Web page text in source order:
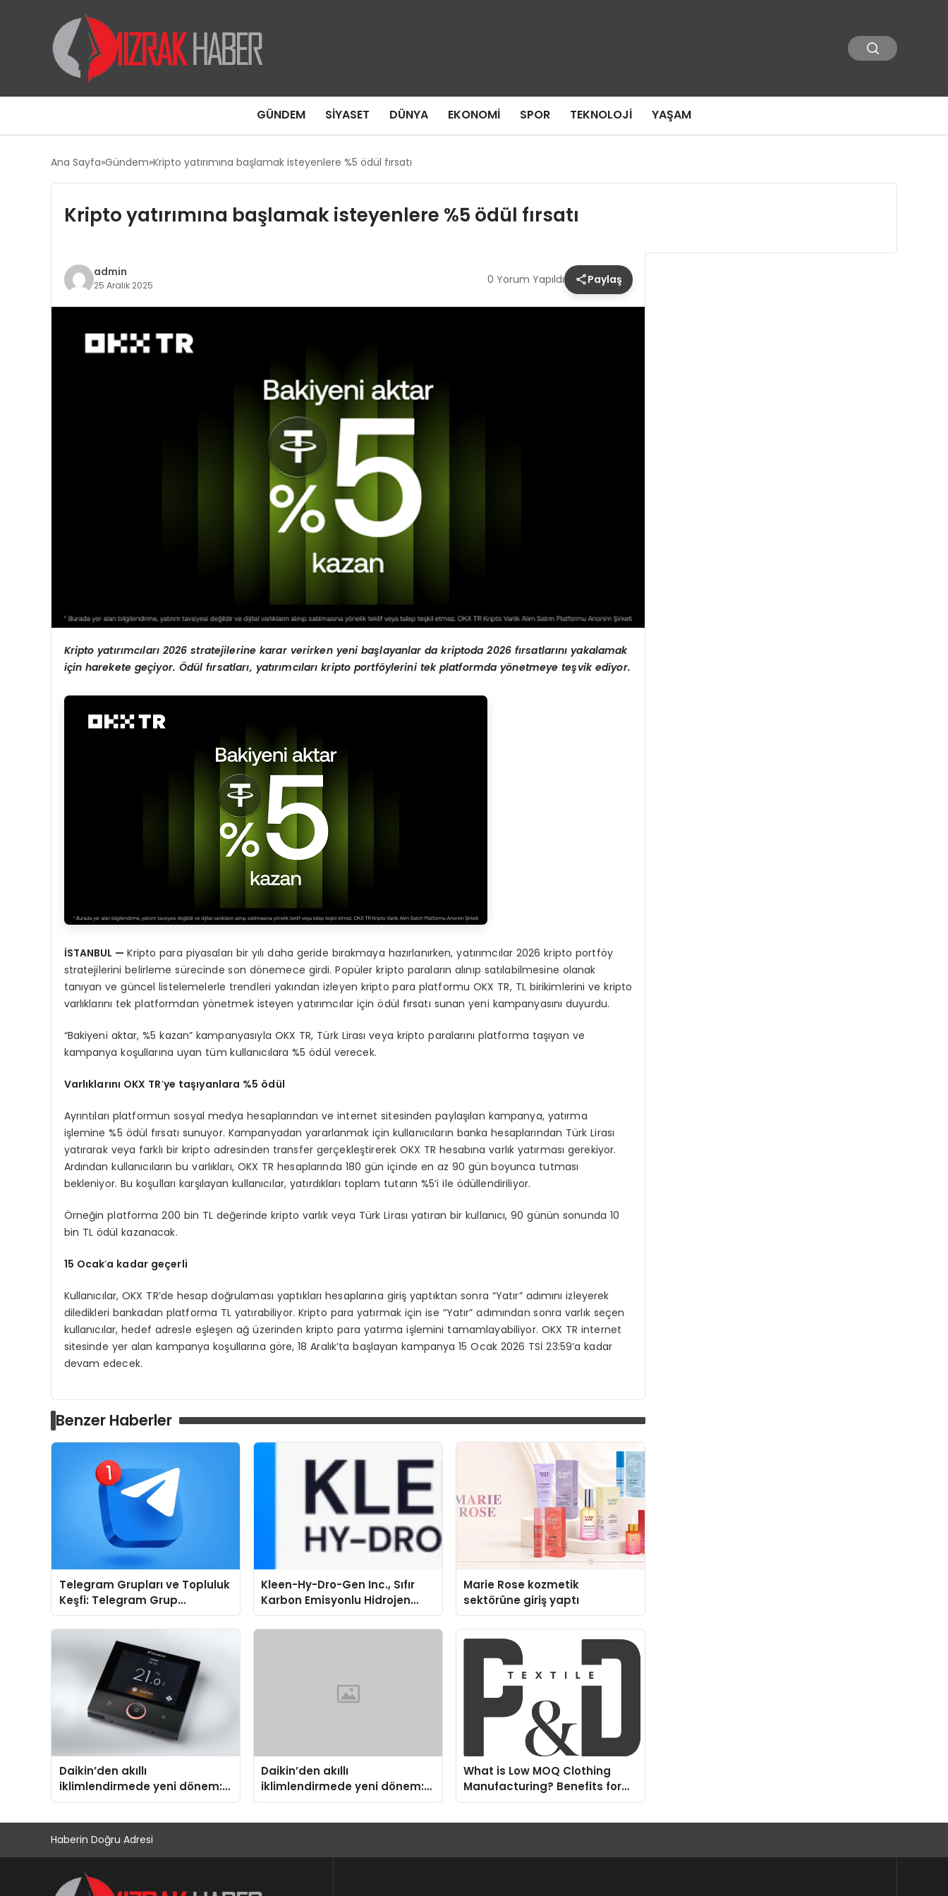
GÜNDEM SIYASET DÜNYA EKONOMI SPOR TEKNOLOJI YAŞAM
Ana Sayfa Gündem Kripto yatırımına başlamak isteyenlere %5 ödül fırsatı
Kripto yatırımına başlamak isteyenlere %5 ödül fırsatı
admin
25 Aralık 2025 0 Yorum Yapıldı Paylaş
Kripto yatırımcıları 2026 stratejilerine karar verirken yeni başlayanlar da kriptoda 2026 fırsatlarını yakalamak
için harekete geçiyor. Ödül fırsatları, yatırımcıları kripto portföylerini tek platformda yönetmeye teşvik ediyor.
İSTANBUL —Kripto para piyasaları bir yılı daha geride bırakmaya hazırlanırken, yatırımcılar 2026 kripto portföy
stratejilerini belirleme sürecinde son dönemece girdi. Popüler kripto paraların alınıp satılabilmesine olanak
tanıyan ve güncel listelemelerle trendleri yakından izleyen kripto para platformu OKX TR, TL birikimlerini ve kripto
varlıklarını tek platformdan yönetmek isteyen yatırımcılar için ödül fırsatı sunan yeni kampanyasını duyurdu.
“Bakiyeni aktar, %5 kazan” kampanyasıyla OKX TR, Türk Lirası veya kripto paralarını platforma taşıyan ve
kampanya koşullarına uyan tüm kullanıcılara %5 ödül verecek.
Varlıklarını OKX TR’ye taşıyanlara %5 ödül
Ayrıntıları platformun sosyal medya hesaplarından ve internet sitesinden paylaşılan kampanya, yatırma
işlemine %5 ödül fırsatı sunuyor. Kampanyadan yararlanmak için kullanıcıların banka hesaplarından Türk Lirası
yatırarak veya farklı bir kripto adresinden transfer gerçekleştirerek OKX TR hesabına varlık yatırması gerekiyor.
Ardından kullanıcıların bu varlıkları, OKX TR hesaplarında 180 gün içinde en az 90 gün boyunca tutması
bekleniyor. Bu koşulları karşılayan kullanıcılar, yatırdıkları toplam tutarın %5’i ile ödüllendiriliyor.
Örneğin platforma 200 bin TL değerinde kripto varlık veya Türk Lirası yatıran bir kullanıcı, 90 günün sonunda 10
bin TL ödül kazanacak.
15 Ocak’a kadar geçerli
Kullanıcılar, OKX TR’de hesap doğrulaması yaptıkları hesaplarına giriş yaptıktan sonra “Yatır” adımını izleyerek
diledikleri bankadan platforma TL yatırabiliyor. Kripto para yatırmak için ise “Yatır” adımından sonra varlık seçen
kullanıcılar, hedef adresle eşleşen ağ üzerinden kripto para yatırma işlemini tamamlayabiliyor. OKX TR internet
sitesinde yer alan kampanya koşullarına göre, 18 Aralık’ta başlayan kampanya 15 Ocak 2026 TSİ 23:59’a kadar
devam edecek.
Benzer Haberler
Telegram Grupları ve Topluluk
Keşfi: Telegram Grup
Aramalarında Zaman
Kazandıran Yöntem
Kleen-Hy-Dro-Gen Inc., Sıfır
Karbon Emisyonlu Hidrojen
Isıtma Teknolojisinde ISO ve
TSSA Düzenleyici Onaylarını
Marie Rose kozmetik
sektörüne giriş yaptı
Daikin’den akıllı
iklimlendirmede yeni dönem:
Madoka Plus Türkiye’de
Daikin’den akıllı
iklimlendirmede yeni dönem:
Madoka Plus Türkiye’de
What is Low MOQ Clothing
Manufacturing? Benefits for
Fashion Startups
Haberin Doğru Adresi